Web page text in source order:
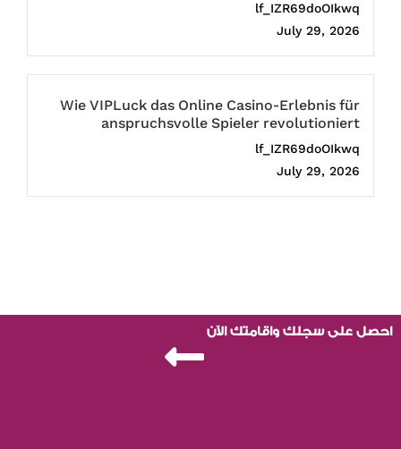
lf_IZR69doOIkwq
July 29, 2026
Wie VIPLuck das Online Casino-Erlebnis für
anspruchsvolle Spieler revolutioniert
lf_IZR69doOIkwq
July 29, 2026
احصل على سجلك واقامتك الآن